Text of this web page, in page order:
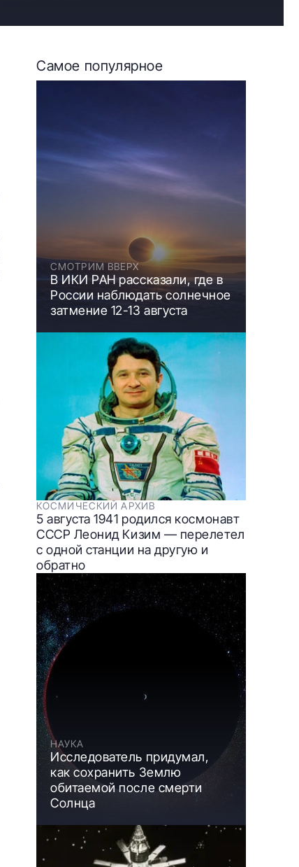
Самое популярное
СМОТРИМ ВВЕРХ
В ИКИ РАН рассказали, где в
России наблюдать солнечное
затмение 12-13 августа
КОСМИЧЕСКИЙ АРХИВ
5 августа 1941 родился космонавт
СССР Леонид Кизим — перелетел
с одной станции на другую и
обратно
НАУКА
Исследователь придумал,
как сохранить Землю
обитаемой после смерти
Солнца